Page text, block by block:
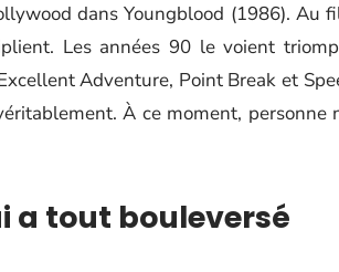
dans Youngblood (1986). Au
Les années 90 le voient
Adventure, Point Break et
À ce moment, personne
a tout bouleversé